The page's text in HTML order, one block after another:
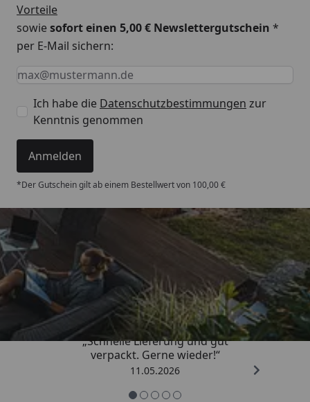
Vorteile
sowiesofort einen 5,00 € Newslettergutschein *
per E-Mail sichern:
Keine Eingabe erforderlich
Eingabe erforderlich
E-Mail *
Ich habe die Datenschutzbestimmungen zur
Kenntnis genommen
Anmelden
*Der Gutschein gilt ab einem Bestellwert von 100,00 €
Trusted Shops
4,93/ 5
„Schnelle Lieferung und gut
verpackt. Gerne wieder!“
11.05.2026